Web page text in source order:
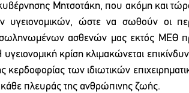
Μητσοτάκη, που ακόμη και τώρα
υγειονομικών, ώστε να σωθούν οι
ασθενών μας εκτός ΜΕΘ
κρίση κλιμακώνεται
κερδοφορίας των ιδιωτικών
κάθε πλευράς της ανθρώπινης ζωής.